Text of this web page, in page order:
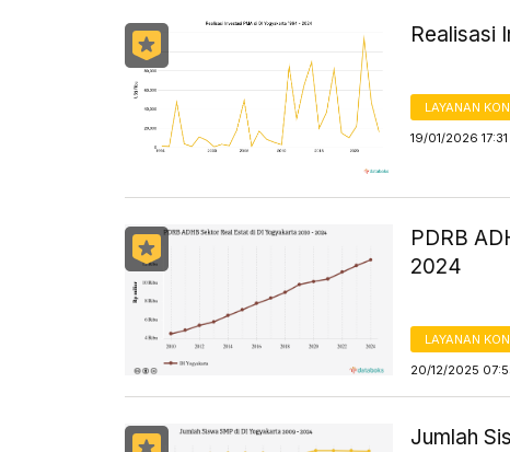
Realisasi
LAYANAN
19/01/2026 17:31
PDRB
2024
LAYANAN
20/12/2025
Jumlah